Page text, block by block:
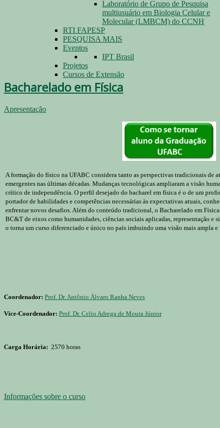
Laboratório de Grupo de Pesquisa
multiusuário em Biologia Celular e
Molecular (LMBCM) do CCNH
RTI FAPESP
PESQUISA MAIS
Eventos
IPT Brasil
Projetos
Cursos de Extensão
Bacharelado em Física
Apresentação
A formação do físico na UFABC considera tanto as perspectivas tradicionais de
emergentes nas últimas décadas. Mudanças tecnológicas ampliaram a visão
crítico de independência. O perfil desejado do bacharel em física é o de um
portador de habilidades e competências necessárias às expectativas atuais,
enfrentar novos desafios. Além do conteúdo tradicional, o Bacharelado em
BC&T de eixos como humanidades, ciências sociais aplicadas, representação e
o torna um curso diferenciado e único no país imbuindo uma visão mais ampla e
Coordenador: Prof. Dr. Antônio Álvaro Ranha Neves
Vice-Coordenador: Prof. Dr. Celio Adrega de Moura Júnior
Carga Horária: 2570 horas
Informações sobre o curso